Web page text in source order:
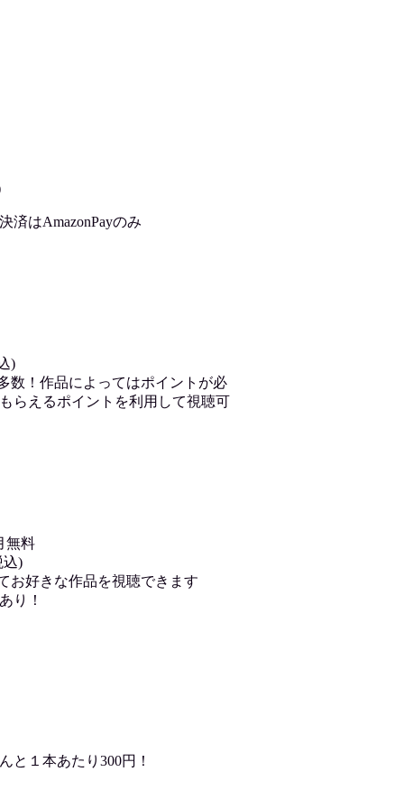
済はAmazonPayのみ
)
！作品によってはポイントが必
らえるポイントを利用して視聴可
無料
込)
お好きな作品を視聴できます
り！
と１本あたり300円！